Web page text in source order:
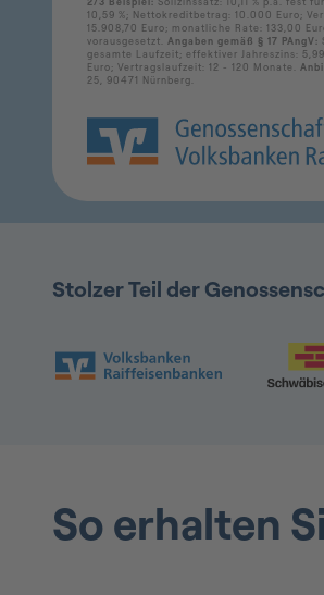
Stolzer Teil der
So erhalten